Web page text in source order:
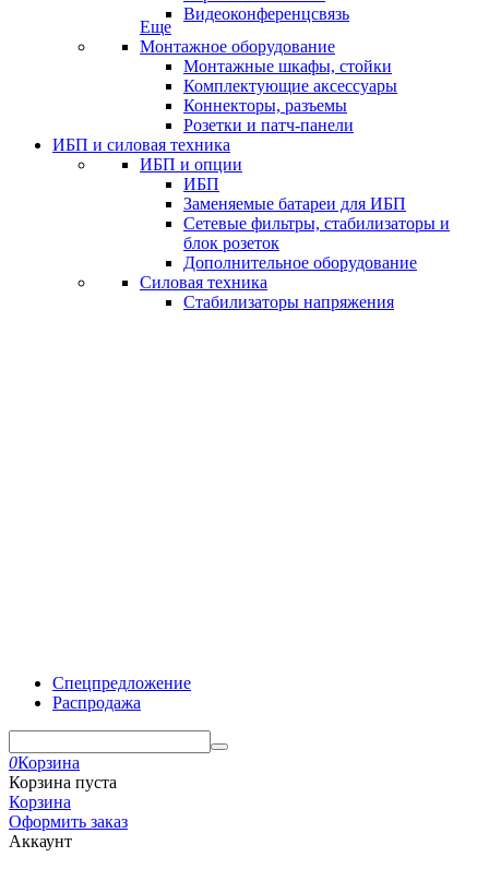
Видеоконференцсвязь
Еще
Монтажное оборудование
Монтажные шкафы, стойки
Комплектующие аксессуары
Коннекторы, разъемы
Розетки и патч-панели
ИБП и силовая техника
ИБП и опции
ИБП
Заменяемые батареи для ИБП
Сетевые фильтры, стабилизаторы и
блок розеток
Дополнительное оборудование
Силовая техника
Стабилизаторы напряжения
Спецпредложение
Распродажа
0Корзина
Корзина пуста
Корзина
Оформить заказ
Аккаунт